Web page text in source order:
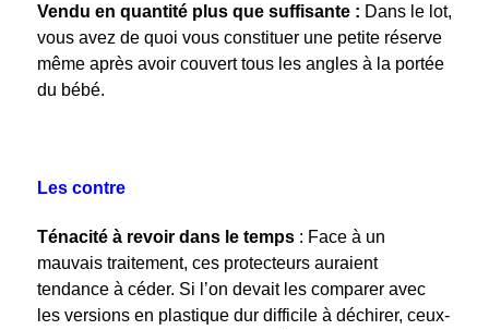
Vendu en quantité plus que suffisante : Dans le lot,
vous avez de quoi vous constituer une petite réserve
même après avoir couvert tous les angles à la portée
du bébé.
Les contre
Ténacité à revoir dans le temps: Face à un
mauvais traitement, ces protecteurs auraient
tendance à céder. Si l’on devait les comparer avec
les versions en plastique dur difficile à déchirer, ceux-